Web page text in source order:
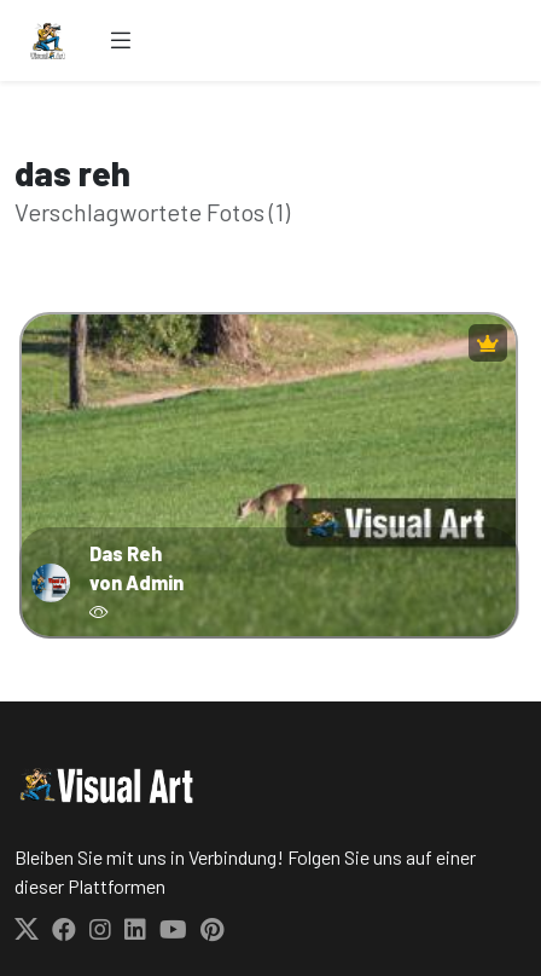
das reh
Verschlagwortete Fotos (1)
Das Reh
von Admin
Bleiben Sie mit uns in Verbindung! Folgen Sie uns auf einer
dieser Plattformen